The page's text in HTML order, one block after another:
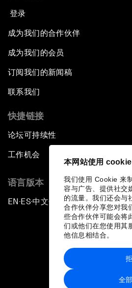
本网站使用 cookie
我们使用 Cookie 来
容与广告、提供社交
的流量。我们还会与
合作伙伴分享您对我
些合作伙伴可能会将
们或他们在您使用其
他信息相结合。
全
登录
成为我们的合作伙伴
成为我们的会员
订阅我们的新闻稿
联系我们
快捷链接
论坛可持续性
工作机会
语言版本
EN ▪ES▪中文▪ 日本語
站点地图